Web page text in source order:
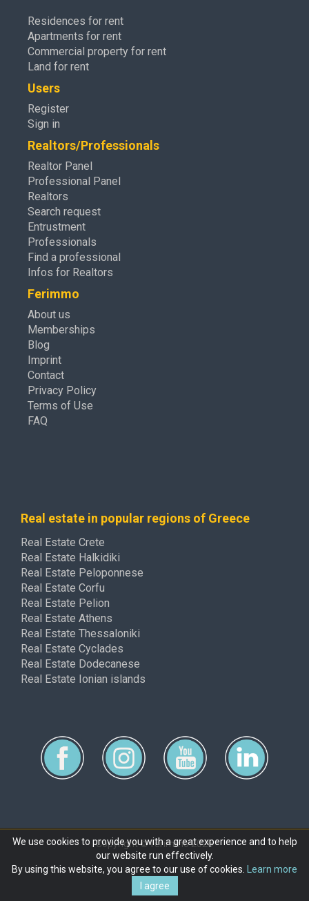
Residences for rent
Apartments for rent
Commercial property for rent
Land for rent
Users
Register
Sign in
Realtors/Professionals
Realtor Panel
Professional Panel
Realtors
Search request
Entrustment
Professionals
Find a professional
Infos for Realtors
Ferimmo
About us
Memberships
Blog
Imprint
Contact
Privacy Policy
Terms of Use
FAQ
Real estate in popular regions of Greece
Real Estate Crete
Real Estate Halkidiki
Real Estate Peloponnese
Real Estate Corfu
Real Estate Pelion
Real Estate Athens
Real Estate Thessaloniki
Real Estate Cyclades
Real Estate Dodecanese
Real Estate Ionian islands
Copyright © ferimmo 2026
We use cookies to provide you with a great experience and to help
our website run effectively.
By using this website, you agree to our use of cookies.
Learn more
I agree